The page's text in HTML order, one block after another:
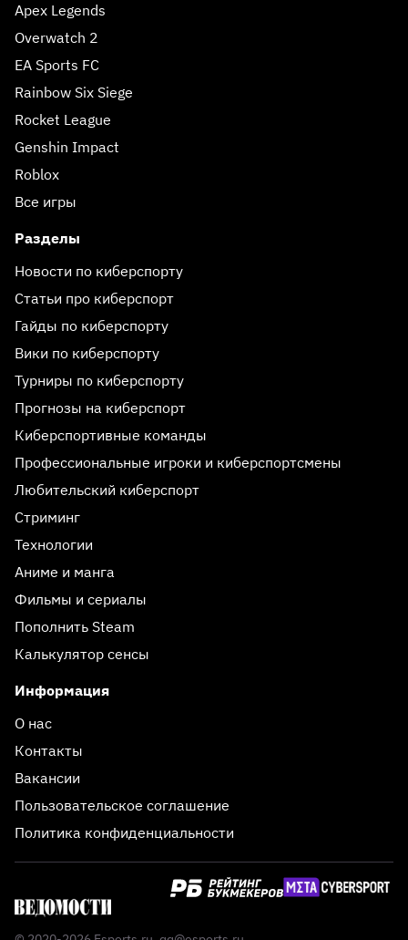
Apex Legends
Overwatch 2
EA Sports FC
Rainbow Six Siege
Rocket League
Genshin Impact
Roblox
Все игры
Разделы
Новости по киберспорту
Статьи про киберспорт
Гайды по киберспорту
Вики по киберспорту
Турниры по киберспорту
Прогнозы на киберспорт
Киберспортивные команды
Профессиональные игроки и киберспортсмены
Любительский киберспорт
Стриминг
Технологии
Аниме и манга
Фильмы и сериалы
Пополнить Steam
Калькулятор сенсы
Информация
О нас
Контакты
Вакансии
Пользовательское соглашение
Политика конфиденциальности